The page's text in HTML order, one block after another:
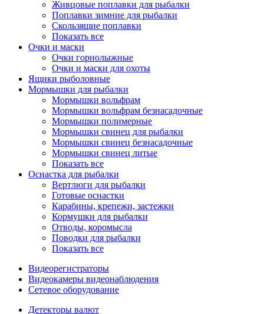
Живцовые поплавки для рыбалки
Поплавки зимние для рыбалки
Скользящие поплавки
Показать все
Очки и маски
Очки горнолыжные
Очки и маски для охоты
Ящики рыболовные
Мормышки для рыбалки
Мормышки вольфрам
Мормышки вольфрам безнасадочные
Мормышки полимерные
Мормышки свинец для рыбалки
Мормышки свинец безнасадочные
Мормышки свинец литые
Показать все
Оснастка для рыбалки
Вертлюги для рыбалки
Готовые оснастки
Карабины, крепежи, застежки
Кормушки для рыбалки
Отводы, коромысла
Поводки для рыбалки
Показать все
Видеорегистраторы
Видеокамеры видеонаблюдения
Сетевое оборудование
Детекторы валют